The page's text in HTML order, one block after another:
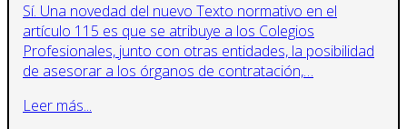
Sí. Una novedad del nuevo Texto normativo en el
artículo 115 es que se atribuye a los Colegios
Profesionales, junto con otras entidades, la posibilidad
de asesorar a los órganos de contratación,…
Leer más...